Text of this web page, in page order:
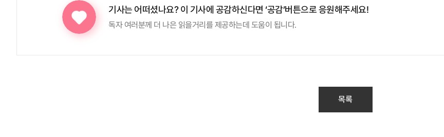
기사는 어떠셨나요?이 기사에 공감하신다면 ‘공감’버튼으로 응원해주세요!
독자 여러분께 더 나은 읽을거리를 제공하는데 도움이 됩니다.
목록